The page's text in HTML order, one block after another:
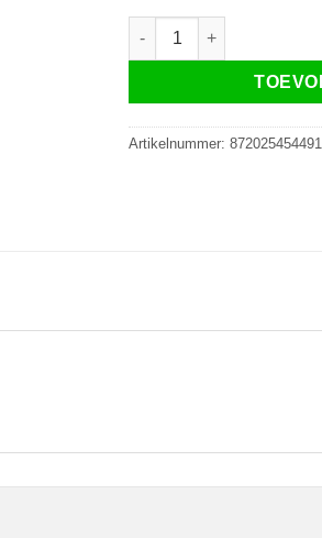
DS4768 | accu voor het
Artikelnummer: